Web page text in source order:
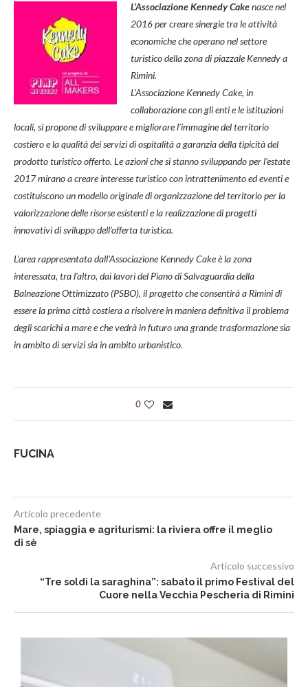
L’Associazione Kennedy Cakenasce nel
2016 per creare sinergie tra le attività
economiche che operano nel settore
turistico della zona di piazzale Kennedy a
Rimini.
L’Associazione Kennedy Cake, in
collaborazione con gli enti e le istituzioni
locali, si propone di sviluppare e migliorare l’immagine del territorio
costiero e la qualità dei servizi di ospitalità a garanzia della tipicità del
prodotto turistico offerto. Le azioni che si stanno sviluppando per l’estate
2017 mirano a creare interesse turistico con intrattenimentoed eventi e
costituiscono un modello originale di organizzazione del territorio per la
valorizzazione delle risorse esistenti e la realizzazione di progetti
innovativi di sviluppo dell’offerta turistica.
L’area rappresentata dall’Associazione Kennedy Cake è la zona
interessata, tra l’altro, dai lavoridel Piano di Salvaguardia della
Balneazione Ottimizzato (PSBO), il progetto che consentirà a Rimini di
essere la prima città costiera a risolvere in maniera definitiva il problema
degli scarichi a mare e che vedrà in futuro una grande trasformazione sia
in ambito di servizi sia in ambito urbanistico.
0
FUCINA
Articolo precedente
Mare, spiaggia e agriturismi: la riviera offre il meglio
di sè
Articolo successivo
“Tre soldi la saraghina”: sabato il primo Festival del
Cuore nella Vecchia Pescheria di Rimini